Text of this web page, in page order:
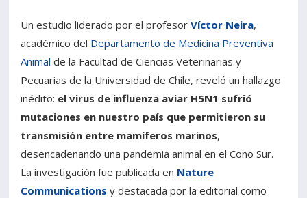
Un estudio liderado por el profesorVíctor Neira,
académico del Departamento de Medicina Preventiva
Animal de la Facultad de Ciencias Veterinarias y
Pecuarias de la Universidad de Chile, reveló un hallazgo
inédito: el virus de influenza aviar H5N1 sufrió
mutaciones en nuestro país que permitieron su
transmisión entre mamíferos marinos,
desencadenando una pandemia animal en el Cono Sur.
La investigación fue publicada en Nature
Communications y destacada por la editorial como